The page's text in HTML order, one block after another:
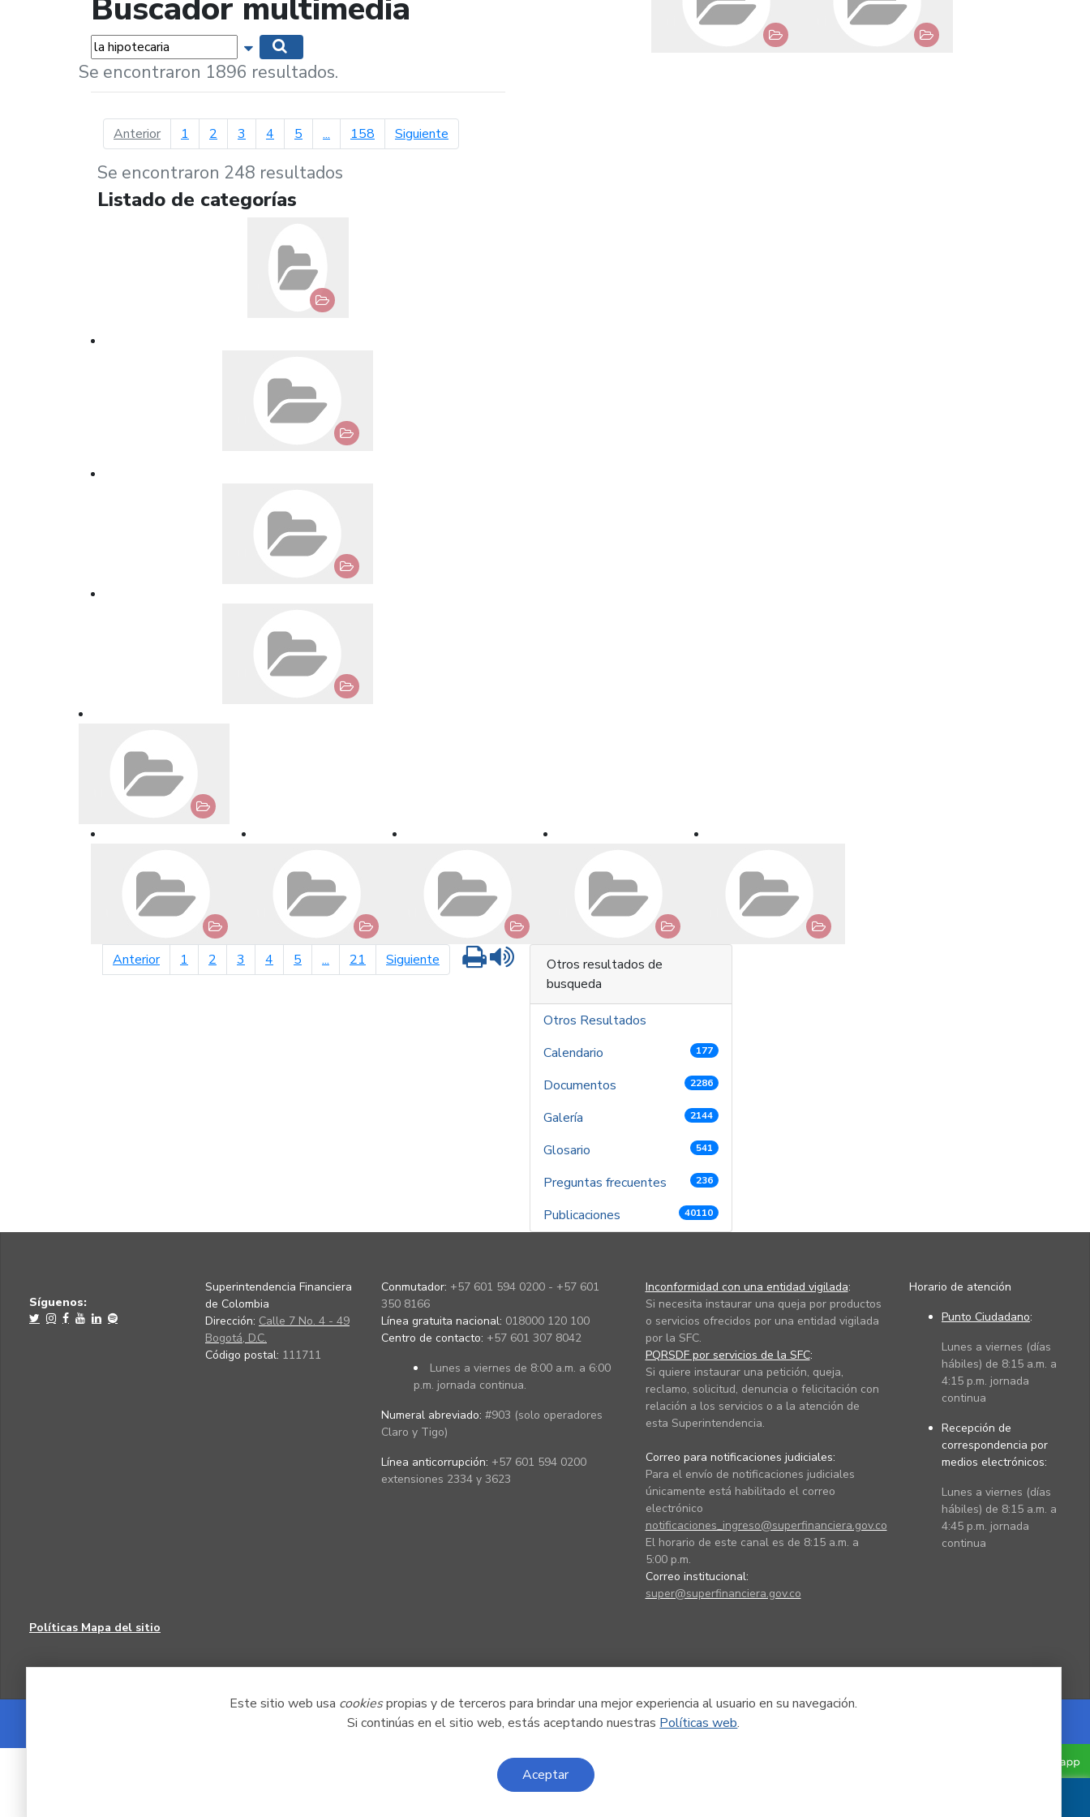
Este sitio web usa cookiespropias y de terceros para brindar una mejor experiencia al usuario en su navegación.
Si continúas en el sitio web, estás aceptando nuestras Políticas web.
Aceptar
Buscador multimedia
Palabras... Mostrar opciones de búsqueda
Se encontraron 1896 resultados.
Anteriorpágina anterior
1 2 3 4 5 ... 158 Siguientepágina siguiente
Se encontraron 248 resultados
Listado de categorías
Anteriorpágina anterior
1 2 3 4 5 ... 21 Siguiente página siguiente
Imprimir
Otros resultados de
busqueda
Otros Resultados
Calendario
177
Documentos 2286
Galería 2144
Glosario 541
Preguntas frecuentes 236
Publicaciones 40110
Síguenos:
Superintendencia Financiera
de Colombia
Dirección: Calle 7 No. 4 - 49
Bogotá, D.C.
Código postal: 111711
Conmutador: +57 601 594 0200 - +57 601
350 8166
Línea gratuita nacional: 018000 120 100
Centro de contacto: +57 601 307 8042
Lunes a viernes de 8:00 a.m. a 6:00
p.m. jornada continua.
Numeral abreviado: #903 (solo operadores
Claro y Tigo)
Línea anticorrupción: +57 601 594 0200
extensiones 2334 y 3623
Inconformidad con una entidad vigilada:
Si necesita instaurar una queja por productos
o servicios ofrecidos por una entidad vigilada
por la SFC.
PQRSDF por servicios de la SFC:
Si quiere instaurar una petición, queja,
reclamo, solicitud, denuncia o felicitación con
relación a los servicios o a la atención de
esta Superintendencia.
Correo para notificaciones judiciales:
Para el envío de notificaciones judiciales
únicamente está habilitado el correo
electrónico
notificaciones_ingreso@superfinanciera.gov.co
El horario de este canal es de 8:15 a.m. a
5:00 p.m.
Correo institucional:
super@superfinanciera.gov.co
Horario de atención
Punto Ciudadano:
Lunes a viernes (días
hábiles) de 8:15 a.m. a
4:15 p.m. jornada
continua
Recepción de
correspondencia por
medios electrónicos:
Lunes a viernes (días
hábiles) de 8:15 a.m. a
4:45 p.m. jornada
continua
Políticas Mapa del sitio
Powered by Nexura